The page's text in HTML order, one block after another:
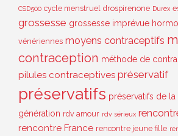
CSD500 cycle menstruel drospirenone Durex
grossesse grossesse imprévue
vénériennes moyens contraceptifs
contraception méthode de
pilules contraceptives préservatif
préservatifs préservatifs de
génération rdv amour rdv sérieux
rencontre France rencontre jeune fille